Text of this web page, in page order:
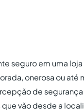
seguro em uma
onerosa ou até
de
vão desde a